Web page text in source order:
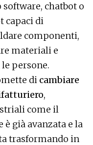
chatbot o
capaci di
componenti,
materiali e
persone.
di cambiare
,
come il
è già avanzata e la
trasformando in